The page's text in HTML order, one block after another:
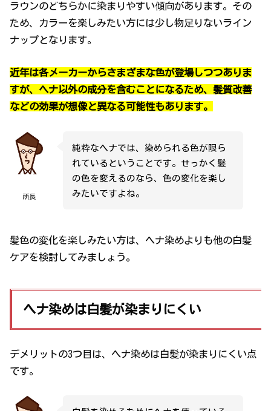
ラウンのどちらかに染まりやすい傾向があります。その
ため、カラーを楽しみたい方には少し物足りないライン
ナップとなります。
近年は各メーカーからさまざまな色が登場しつつありま
すが、ヘナ以外の成分を含むことになるため、髪質改善
などの効果が想像と異なる可能性もあります。
所長
純粋なヘナでは、染められる色が限ら
れているということです。せっかく髪
の色を変えるのなら、色の変化を楽し
みたいですよね。
髪色の変化を楽しみたい方は、ヘナ染めよりも他の白髪
ケアを検討してみましょう。
ヘナ染めは白髪が染まりにくい
デメリットの3つ目は、ヘナ染めは白髪が染まりにくい点
です。